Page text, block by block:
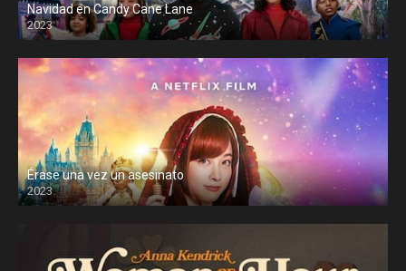
Navidad en Candy Cane Lane
2023
Érase una vez un asesinato
2023